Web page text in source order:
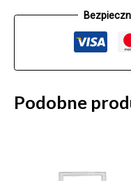
Podobne